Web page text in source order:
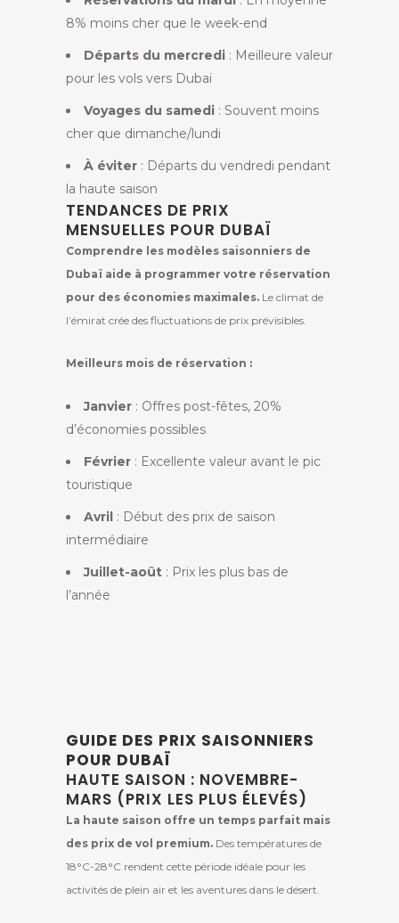
8% moins cher que le week-end
Départs du mercredi : Meilleure valeur
pour les vols vers Dubaï
Voyages du samedi : Souvent moins
cher que dimanche/lundi
À éviter : Départs du vendredi pendant
la haute saison
TENDANCES DE PRIX
MENSUELLES POUR DUBAÏ
Comprendre les modèles saisonniers de
Dubaï aide à programmer votre réservation
pour des économies maximales. Le climat de
l’émirat crée des fluctuations de prix prévisibles.
Meilleurs mois de réservation :
Janvier : Offres post-fêtes, 20%
d’économies possibles
Février : Excellente valeur avant le pic
touristique
Avril : Début des prix de saison
intermédiaire
Juillet-août : Prix les plus bas de
l’année
GUIDE DES PRIX SAISONNIERS
POUR DUBAÏ
HAUTE SAISON : NOVEMBRE-
MARS (PRIX LES PLUS ÉLEVÉS)
La haute saison offre un temps parfait mais
des prix de vol premium. Des températures de
18°C-28°C rendent cette période idéale pour les
activités de plein air et les aventures dans le désert.